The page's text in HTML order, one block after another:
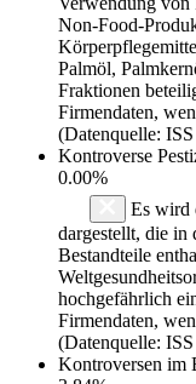
Non-Food-
Palmöl,
Fraktionen
Firmendaten,
(Datenquelle:
Kontroverse
0.00%
Es wird
dargestellt, die in
Bestandteile
hochgefährlich
Firmendaten,
(Datenquelle:
Kontroversen im